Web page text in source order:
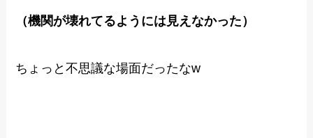
（機関が壊れてるようには見えなかった）
ちょっと不思議な場面だったなw